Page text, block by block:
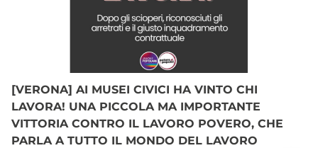
[VERONA] AI MUSEI CIVICI HA VINTO CHI
LAVORA! UNA PICCOLA MA IMPORTANTE
VITTORIA CONTRO IL LAVORO POVERO, CHE
PARLA A TUTTO IL MONDO DEL LAVORO